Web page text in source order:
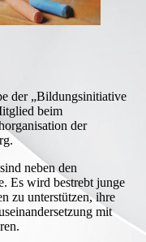
der „Bildungsinitiative
beim
der
neben den
Es wird bestrebt junge
zu unterstützen, ihre
mit